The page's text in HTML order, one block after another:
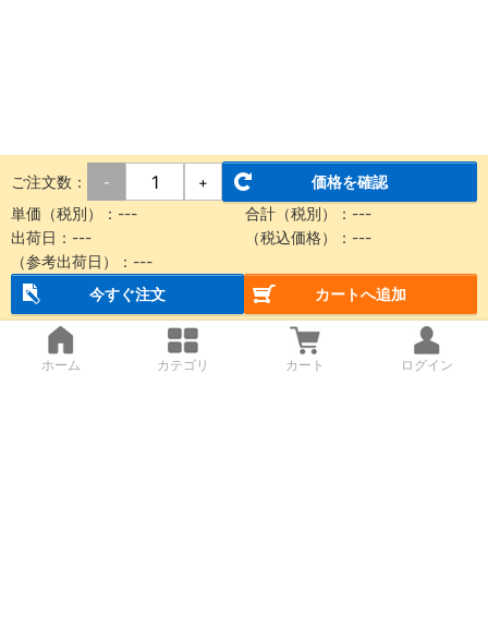
ご注文数： - +
価格を確認
単価（税別）： --- 合計（税別）： ---
出荷日： --- （税込価格）： ---
（参考出荷日）： ---
今すぐ注文
カートへ追加
ホーム カテゴリ カート ログイン